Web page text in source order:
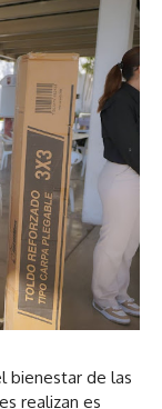
bienestar de las
realizan es